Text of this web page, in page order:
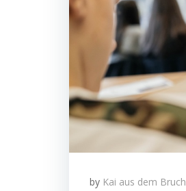
by Kai aus dem Bruch